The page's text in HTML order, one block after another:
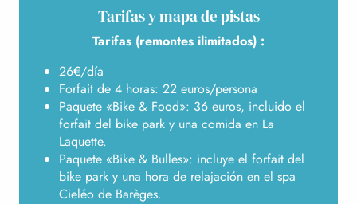
Tarifas y mapa de pistas
Tarifas (remontes ilimitados) :
26€/día
Forfait de 4 horas: 22 euros/persona
Paquete «Bike & Food»: 36 euros, incluido el
forfait del bike park y una comida en La
Laquette.
Paquete «Bike & Bulles»: incluye el forfait del
bike park y una hora de relajación en el spa
Cieléo de Barèges.